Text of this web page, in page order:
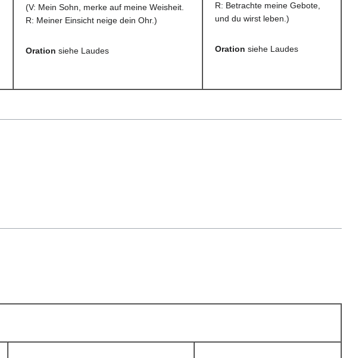
(V: Mein Sohn, merke auf meine Weisheit.
R: Meiner Einsicht neige dein Ohr.)
Oration siehe Laudes
R: Betrachte meine Gebote,
und du wirst leben.)
Oration siehe Laudes